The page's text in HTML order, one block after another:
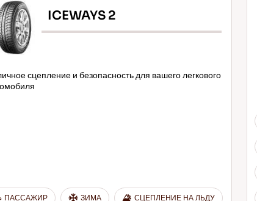
ICEWAYS 2
сцепление и безопасность для вашего легкового
ПАССАЖИР ЗИМА СЦЕПЛЕНИЕ НА ЛЬДУ